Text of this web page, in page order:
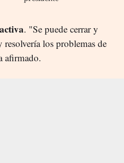
. "Se puede cerrar y
los problemas de
afirmado.